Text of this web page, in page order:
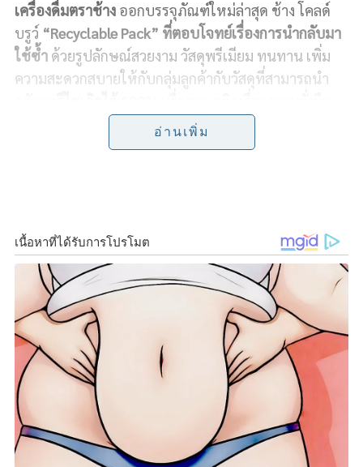
c
e
b
n
e
i
t
t
e
r
p
y
L
i
n
a
r
e
เครื่องดื่มตราช้าง ออกบรรจุภัณฑ์ใหม่ล่าสุด ช้าง โคลด์
บรูว์ “Recyclable Pack” ที่ตอบโจทย์เรื่องการนำกลับมา
ใช้ซ้ำ ด้วยรูปลักษณ์สวยงาม วัสดุพรีเมียม ทนทาน เพิ่ม
ความสะดวกสบายให้กับกลุ่มลูกค้ากับวัสดุที่สามารถนำ
ขององค์กร รณรงค์ให้เกิดพฤติกรรม
การใช้ซ้ำ และ ทิ้งให้
อันเป็นหัวใจของการลดขยะเพื่อสิ่งแวดล้อมที่ดีขึ้น
เครื่องดื่มตราช้างหนึ่งในผู้นำตลาดเครื่องดื่ม (Beverage
Industry)ให้ความสำคัญกับการดำเนินธุรกิจที่คำนึงถึง
ความรับผิดชอบต่อสังคม
โดยยึดหลักแนวคิดเรื่องการ
พัฒนาที่ยั่งยืนตามแนวทางของ
“ไทยเบฟ”ทั้งด้านสิ่ง
แวดล้อม สังคม และเศรษฐกิจ พร้อมดำเนินการอย่างเป็น
รูปธรรมผ่านแนวทางหลัก ดังกล่าว ได้แก่
การบริหารจัดการบรรจุภัณฑ์:
เพื่อลดปริมาณของเสียที่ต้องกำจัด และการใช้ทรัพยากร
อ่านเพิ่ม